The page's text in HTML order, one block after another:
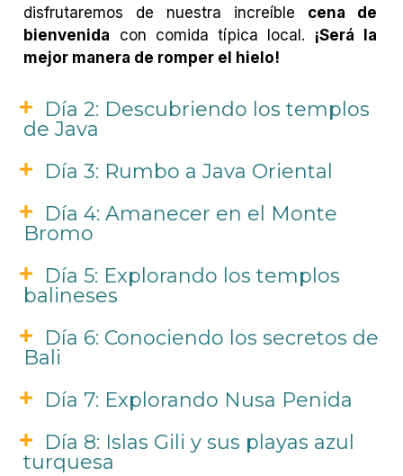
disfrutaremos de nuestra increíble cena de
bienvenida con comida típica local. ¡Será la
mejor manera de romper el hielo!
Día 2: Descubriendo los templos
de Java
Día 3: Rumbo a Java Oriental
Día 4: Amanecer en el Monte
Bromo
Día 5: Explorando los templos
balineses
Día 6: Conociendo los secretos de
Bali
Día 7: Explorando Nusa Penida
Día 8: Islas Gili y sus playas azul
turquesa